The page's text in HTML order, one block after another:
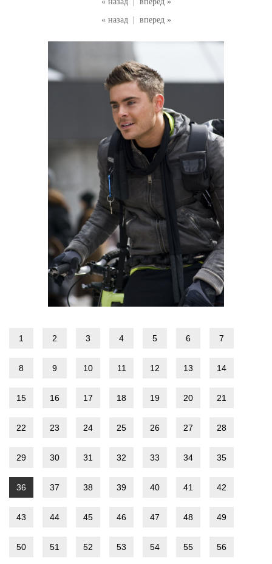
« назад
вперед »
1 2 3 4 5 6 7
8 9 10 11 12 13 14
15 16 17 18 19 20 21
22 23 24 25 26 27 28
29 30 31 32 33 34 35
36 37 38 39 40 41 42
43 44 45 46 47 48 49
50 51 52 53 54 55 56